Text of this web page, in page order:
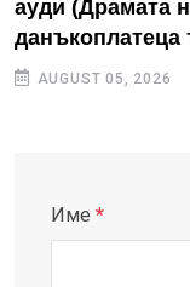
ауди (Драмата
данъкоплатеца
AUGUST 05, 2026
Име *